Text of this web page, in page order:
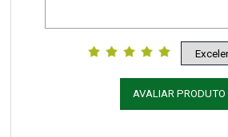
AVALIAR PRODUTO